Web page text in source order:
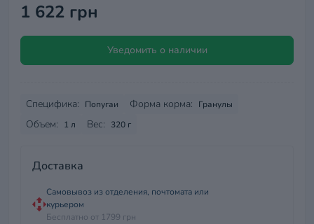
1 622 грн
Уведомить о наличии
Специфика: Попугаи Форма корма: Гранулы
Объем: 1 л Вес: 320 г
Доставка
Самовывоз из отделения, почтомата или
курьером
Бесплатно от 1799 грн